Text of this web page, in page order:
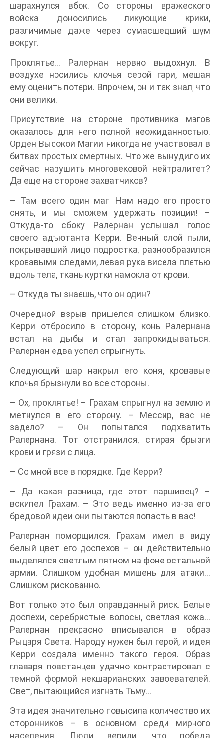
шарахнулся вбок. Со стороны вражеского
войска доносились ликующие крики,
различимые даже через сумасшедший шум
вокруг.
Проклятье… Ралернан нервно выдохнул. В
воздухе носились клочья серой гари, мешая
ему оценить потери. Впрочем, он и так знал, что
они велики.
Присутствие на стороне противника магов
оказалось для него полной неожиданностью.
Орден Высокой Магии никогда не участвовал в
битвах простых смертных. Что же вынудило их
сейчас нарушить многовековой нейтралитет?
Да еще на стороне захватчиков?
– Там всего один маг! Нам надо его просто
снять, и мы сможем удержать позиции! –
Откуда-то сбоку Ралернан услышал голос
своего адъютанта Керри. Вечный слой пыли,
покрывавший лицо подростка, разнообразился
кровавыми следами, левая рука висела плетью
вдоль тела, ткань куртки намокла от крови.
– Откуда ты знаешь, что он один?
Очередной взрыв пришелся слишком близко.
Керри отбросило в сторону, конь Ралернана
встал на дыбы и стал запрокидываться.
Ралернан едва успел спрыгнуть.
Следующий шар накрыл его коня, кровавые
клочья брызнули во все стороны.
– Ох, проклятье! – Грахам спрыгнул на землю и
метнулся в его сторону. – Мессир, вас не
задело? – Он попытался подхватить
Ралернана. Тот отстранился, стирая брызги
крови и грязи с лица.
– Со мной все в порядке. Где Керри?
– Да какая разница, где этот паршивец? –
вскипел Грахам. – Это ведь именно из-за его
бредовой идеи они пытаются попасть в вас!
Ралернан поморщился. Грахам имел в виду
белый цвет его доспехов – он действительно
выделялся светлым пятном на фоне остальной
армии. Слишком удобная мишень для атаки…
Слишком рискованно.
Вот только это был оправданный риск. Белые
доспехи, серебристые волосы, светлая кожа…
Ралернан прекрасно вписывался в образ
Рыцаря Света. Народу нужен был герой, и идея
Керри создала именно такого героя. Образ
главаря повстанцев удачно контрастировал с
темной формой некшарианских завоевателей.
Свет, пытающийся изгнать Тьму…
Эта идея значительно повысила количество их
сторонников – в основном среди мирного
населения. Люди верили, что победа